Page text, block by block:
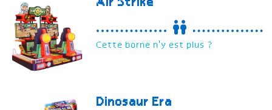
Air Strike
Cette borne n'y est plus ?
Dinosaur Era